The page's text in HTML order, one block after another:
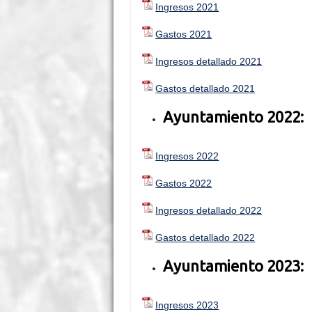
Ingresos 2021
Gastos 2021
Ingresos detallado 2021
Gastos detallado 2021
Ayuntamiento 2022:
Ingresos 2022
Gastos 2022
Ingresos detallado 2022
Gastos detallado 2022
Ayuntamiento 2023:
Ingresos 2023